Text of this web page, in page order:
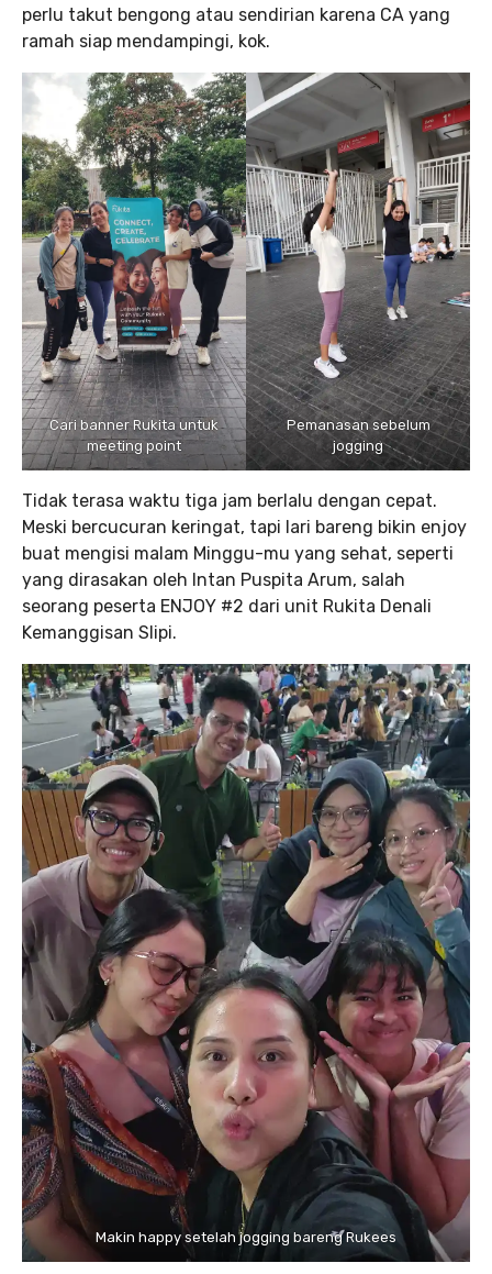
perlu takut bengong atau sendirian karena CA yang
ramah siap mendampingi, kok.
Cari banner Rukita untuk
meeting point
Pemanasan sebelum
jogging
Tidak terasa waktu tiga jam berlalu dengan cepat.
Meski bercucuran keringat, tapi lari bareng bikin enjoy
buat mengisi malam Minggu-mu yang sehat, seperti
yang dirasakan oleh Intan Puspita Arum, salah
seorang peserta ENJOY #2 dari unit Rukita Denali
Kemanggisan Slipi.
Makin happy setelah jogging bareng Rukees